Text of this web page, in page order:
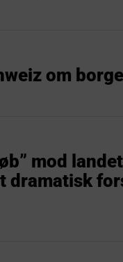
om
mod